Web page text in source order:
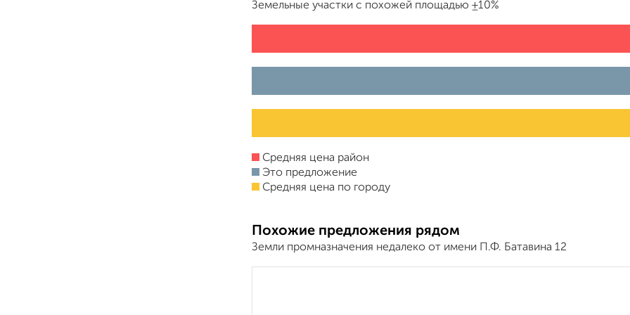
Земельные участки с похожей площадью ±10%
Средняя цена район
Это предложение
Средняя цена по городу
Похожие предложения рядом
Земли промназначения недалеко от имени П.Ф. Батавина 12